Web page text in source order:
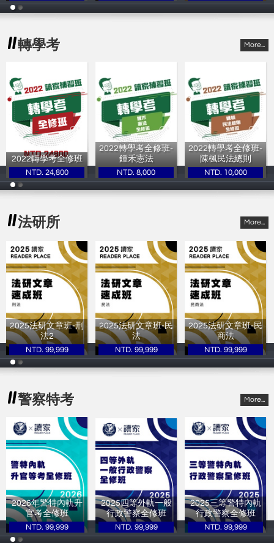
讀家補習班 讀家補習班 讀家補習班
轉學考 More...
2022轉學考全修班
讀家補習班
NTD. 24,800
2022轉學考全修班-
鍾禾憲法
讀家補習班
NTD. 8,000
2022轉學考全修班-
陳楓民法總則
讀家補習班
NTD. 10,000
法研所 More...
2025法研文章班-刑
法2
讀家補習班
NTD. 99,999
2025法研文章班-民
法
讀家補習班
NTD. 99,999
2025法研文章班-民
商法
讀家補習班
NTD. 99,999
警察特考 More...
2026年警特內軌升
官考全修班
讀家補習班
NTD. 99,999
2025四等外軌一般
行政警察全修班
讀家補習班
NTD. 99,999
2025三等警特內軌
行政警察全修班
讀家補習班
NTD. 99,999